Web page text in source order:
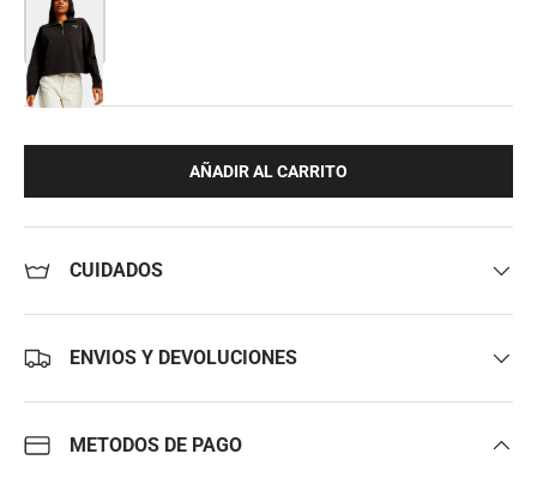
AÑADIR AL CARRITO
CUIDADOS
ENVIOS Y DEVOLUCIONES
METODOS DE PAGO